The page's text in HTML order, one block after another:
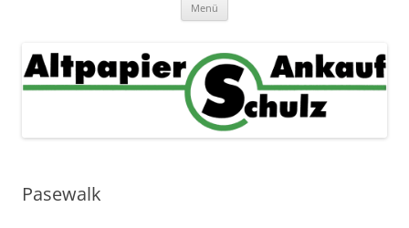
Menü
Pasewalk